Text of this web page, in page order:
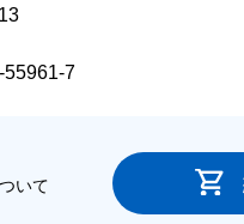
55961-7
いて